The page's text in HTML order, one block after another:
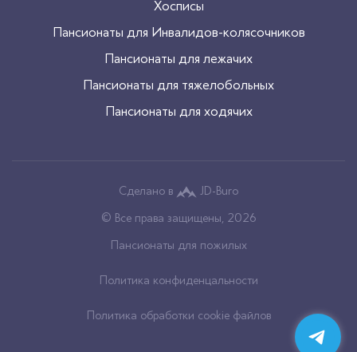
Хосписы
Пансионаты для Инвалидов-колясочников
Пансионаты для лежачих
Пансионаты для тяжелобольных
Пансионаты для ходячих
Сделано в
JD-Buro
© Все права защищены, 2026
Пансионаты для пожилых
Политика конфиденцальности
Политика обработки cookie файлов